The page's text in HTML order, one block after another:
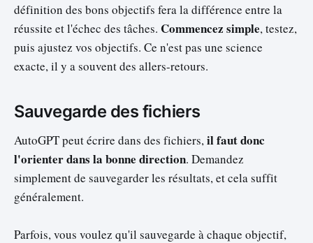
définition des bons objectifs fera la différence entre la
réussite et l'échec des tâches. Commencez simple, testez,
puis ajustez vos objectifs. Ce n'est pas une science
exacte, il y a souvent des allers-retours.
Sauvegarde des fichiers
AutoGPT peut écrire dans des fichiers,il faut donc
l'orienter dans la bonne direction. Demandez
simplement de sauvegarder les résultats, et cela suffit
généralement.
Parfois, vous voulez qu'il sauvegarde à chaque objectif,